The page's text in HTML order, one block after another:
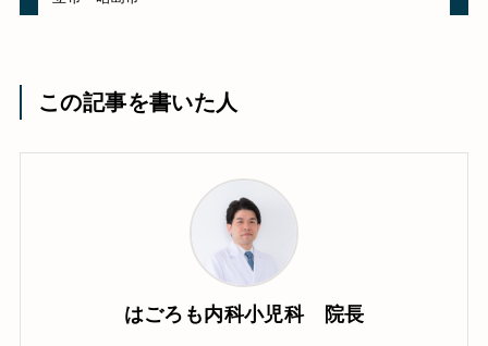
この記事を書いた人
はごろも内科小児科 院長